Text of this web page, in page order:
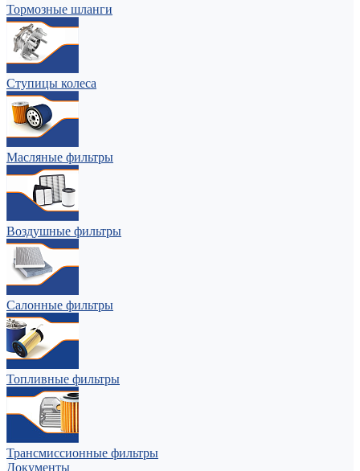
Тормозные шланги
Ступицы колеса
Масляные фильтры
Воздушные фильтры
Салонные фильтры
Топливные фильтры
Трансмиссионные фильтры
Документы